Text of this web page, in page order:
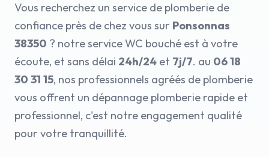
Vous recherchez un service de plomberie de
confiance près de chez vous sur Ponsonnas
38350 ? notre service WC bouché est à votre
écoute, et sans délai 24h/24 et 7j/7. au 06 18
30 31 15, nos professionnels agréés de plomberie
vous offrent un dépannage plomberie rapide et
professionnel, c'est notre engagement qualité
pour votre tranquillité.